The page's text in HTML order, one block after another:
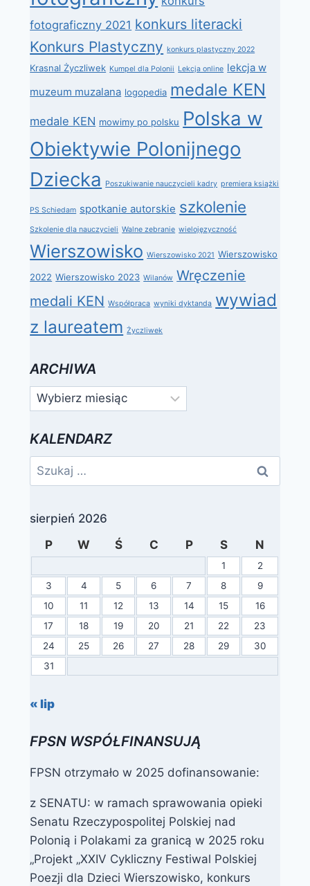
fotograficzny 2021 konkurs literacki
Konkurs Plastyczny konkurs plastyczny 2022
Krasnal Życzliwek Kumpel dla Polonii Lekcja online lekcja w
muzeum muzalana logopedia medale KEN
medale KEN mowimy po polsku Polska w
Obiektywie Polonijnego
Dziecka
Poszukiwanie nauczycieli kadry premiera książki
PS Schiedam spotkanie autorskie szkolenie
Szkolenie dla nauczycieli Walne zebranie wielojęzyczność
Wierszowisko Wierszowisko 2021 Wierszowisko
2022 Wierszowisko 2023 Wilanów Wręczenie
medali KEN Współpraca wyniki dyktanda wywiad
z laureatem Życzliwek
ARCHIWA
Archiwa
KALENDARZ
Szukaj:
sierpień 2026
P
W Ś C P S N
1
2
3
4 5 6 7 8
9
10
11 12 13 14 15
16
17
18 19 20 21 22
23
24
25 26 27 28 29
30
31
« lip
FPSN WSPÓŁFINANSUJĄ
FPSN otrzymało w 2025 dofinansowanie:
z SENATU: w ramach sprawowania opieki
Senatu Rzeczypospolitej Polskiej nad
Polonią i Polakami za granicą w 2025 roku
„Projekt „XXIV Cykliczny Festiwal Polskiej
Poezji dla Dzieci Wierszowisko, konkurs